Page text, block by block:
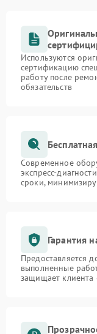
Используются
сертификацию
работу после
обязательств
Современное
экспресс-
сроки,
Гарантия
Предоставляется
выполненные
защищает клиента